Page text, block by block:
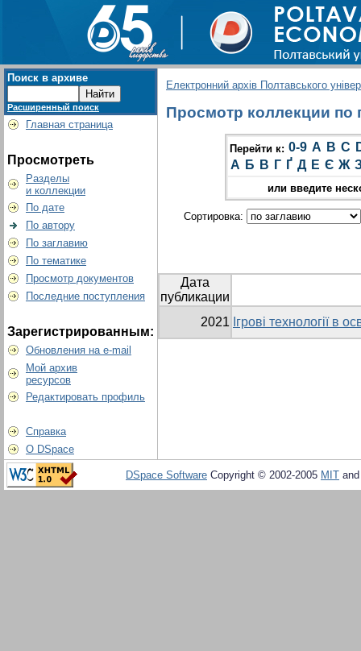
Поиск в архиве
Расширенный поиск
Главная страница
Просмотреть
Разделы
и коллекции
По дате
По автору
По заглавию
По тематике
Просмотр документов
Последние поступления
Зарегистрированным:
Обновления на e-mail
Мой архив
ресурсов
Редактировать профиль
Справка
О DSpace
Електронний архів Полтавського
Просмотр коллекции по
Перейти к: 0-9 A B C
А Б В Г Ґ Д Е Є Ж
или введите
Сортировка:
Дата
публикации
2021 Ігрові технології в
DSpace Software Copyright © 2002-2005 MIT